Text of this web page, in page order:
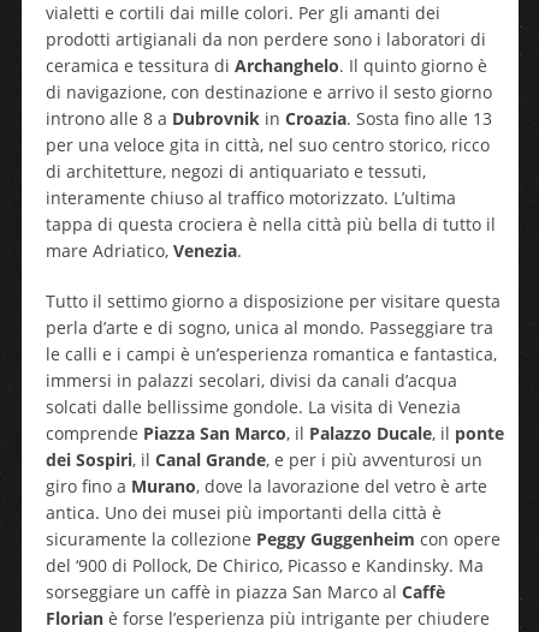
vialetti e cortili dai mille colori. Per gli amanti dei
prodotti artigianali da non perdere sono i laboratori di
ceramica e tessitura di Archanghelo. Il quinto giorno è
di navigazione, con destinazione e arrivo il sesto giorno
introno alle 8 a Dubrovnikin Croazia. Sosta fino alle 13
per una veloce gita in città, nel suo centro storico, ricco
di architetture, negozi di antiquariato e tessuti,
interamente chiuso al traffico motorizzato. L’ultima
tappa di questa crociera è nella città più bella di tutto il
mare Adriatico, Venezia.
Tutto il settimo giorno a disposizione per visitare questa
perla d’arte e di sogno, unica al mondo. Passeggiare tra
le calli e i campi è un’esperienza romantica e fantastica,
immersi in palazzi secolari, divisi da canali d’acqua
solcati dalle bellissime gondole. La visita di Venezia
comprende Piazza San Marco, il Palazzo Ducale, il ponte
dei Sospiri, il Canal Grande, e per i più avventurosi un
giro fino a Murano, dove la lavorazione del vetro è arte
antica. Uno dei musei più importanti della città è
sicuramente la collezione Peggy Guggenheim con opere
del ‘900 di Pollock, De Chirico, Picasso e Kandinsky. Ma
sorseggiare un caffè in piazza San Marco al Caffè
Florianè forse l’esperienza più intrigante per chiudere